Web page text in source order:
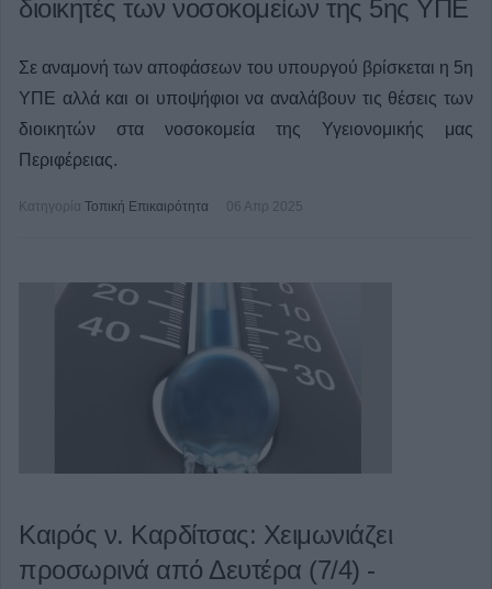
διοικητές των νοσοκομείων της 5ης ΥΠΕ
Σε αναμονή των αποφάσεων του υπουργού βρίσκεται η 5η
ΥΠΕ αλλά και οι υποψήφιοι να αναλάβουν τις θέσεις των
διοικητών στα νοσοκομεία της Υγειονομικής μας
Περιφέρειας.
Κατηγορία Τοπική Επικαιρότητα 06 Απρ 2025
Καιρός ν. Καρδίτσας: Χειμωνιάζει
προσωρινά από Δευτέρα (7/4) -